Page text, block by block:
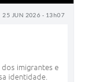
25 JUN 2026 - 13h07
imigrantes e
identidade.